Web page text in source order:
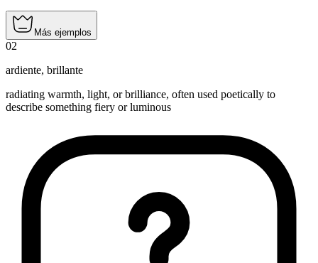
Más ejemplos
02
ardiente, brillante
radiating warmth, light, or brilliance, often used poetically to
describe something fiery or luminous